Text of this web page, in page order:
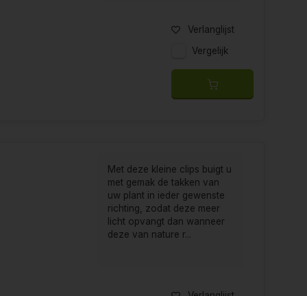
planten ten goede komt, maar ook de planeet
te leveren, heeft al een positieve impact
Verlanglijst
Vergelijk
Met deze kleine clips buigt u
met gemak de takken van
uw plant in ieder gewenste
richting, zodat deze meer
licht opvangt dan wanneer
deze van nature r...